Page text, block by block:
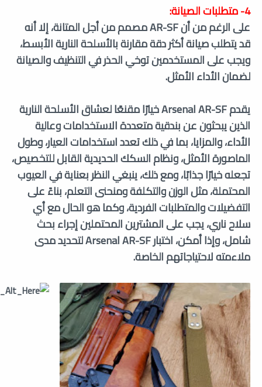
4- متطلبات الصيانة:
على الرغم من أن AR-SF مصمم من أجل المتانة، إلا أنه
قد يتطلب صيانة أكثر دقة مقارنة بالأسلحة النارية الأبسط،
ويجب على المستخدمين توخي الحذر في التنظيف والصيانة
لضمان الأداء الأمثل.
يقدم Arsenal AR-SF خيارًا مقنعًا لعشاق الأسلحة النارية
الذين يبحثون عن بندقية متعددة الاستخدامات وعالية
الأداء، والمزايا، بما في ذلك تعدد استخدامات العيار، وطول
الماصورة الأمثل، ونظام السكك الحديدية القابل للتخصيص،
تجعله خيارًا جذابًا، ومع ذلك، ينبغي النظر بعناية في العيوب
المحتملة، مثل الوزن والتكلفة ومنحنى التعلم، بناءً على
التفضيلات والمتطلبات الفردية، وكما هو الحال مع أي
سلاح ناري، يجب على المشترين المحتملين إجراء بحث
شامل، وإذا أمكن، اختبار Arsenal AR-SF لتحديد مدى
ملاءمته لاحتياجاتهم الخاصة.